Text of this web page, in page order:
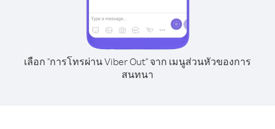
เลือก "การโทรผ่าน Viber Out" จาก เมนูส่วนหัวของการ
สนทนา